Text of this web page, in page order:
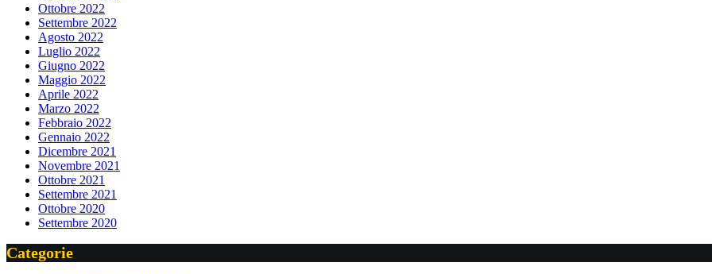
Ottobre 2022
Settembre 2022
Agosto 2022
Luglio 2022
Giugno 2022
Maggio 2022
Aprile 2022
Marzo 2022
Febbraio 2022
Gennaio 2022
Dicembre 2021
Novembre 2021
Ottobre 2021
Settembre 2021
Ottobre 2020
Settembre 2020
Categorie